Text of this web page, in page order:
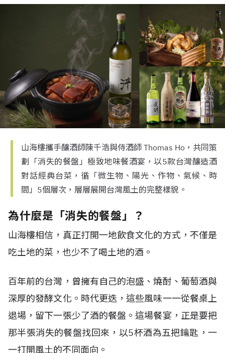
山海樓攜手釀酒師陳千浩與侍酒師 Thomas Ho，共同策
劃「消失的餐盤」極致地味餐酒宴，以5款台灣釀造酒
對話經典台菜，循「微生物、陽光、作物、氣候、時
間」5個層次，層層展開台灣風土的完整樣貌。
為什麼是「消失的餐盤」？
山海樓相信，真正打開一地飲食文化的方式，不僅是
吃土地的菜，也少不了喝土地的酒。
百年前的台灣，曾擁有自己的泡盛、燒酎、葡萄酒與
深厚的發酵文化。時代更迭，這些風味一一從餐桌上
退場，留下一張少了酒的餐盤。這場餐宴，正是要把
那半張消失的餐盤找回來，以5杯酒為五把鑰匙，一
一打開風土的不同面向。